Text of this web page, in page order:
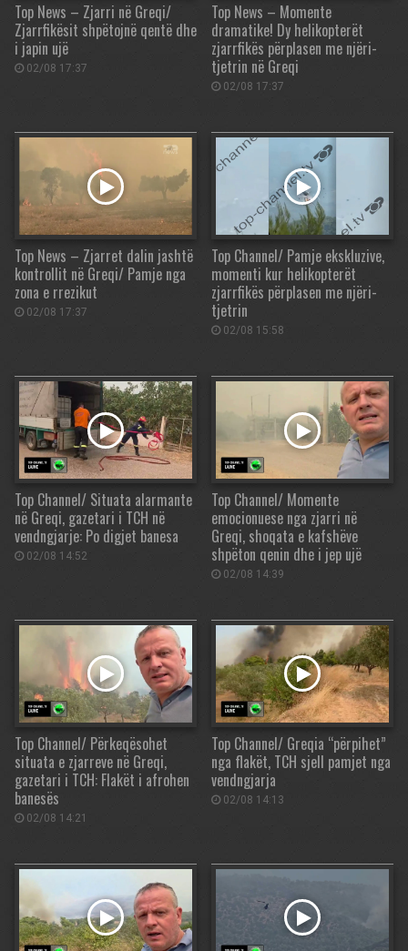
Top News – Zjarri në Greqi/
Zjarrfikësit shpëtojnë qentë dhe
i japin ujë
02/08 17:37
Top News – Momente
dramatike! Dy helikopterët
zjarrfikës përplasen me njëri-
tjetrin në Greqi
02/08 17:37
Top News – Zjarret dalin jashtë
kontrollit në Greqi/ Pamje nga
zona e rrezikut
02/08 17:37
Top Channel/ Pamje ekskluzive,
momenti kur helikopterët
zjarrfikës përplasen me njëri-
tjetrin
02/08 15:58
Top Channel/ Situata alarmante
në Greqi, gazetari i TCH në
vendngjarje: Po digjet banesa
02/08 14:52
Top Channel/ Momente
emocionuese nga zjarri në
Greqi, shoqata e kafshëve
shpëton qenin dhe i jep ujë
02/08 14:39
Top Channel/ Përkeqësohet
situata e zjarreve në Greqi,
gazetari i TCH: Flakët i afrohen
banesës
02/08 14:21
Top Channel/ Greqia “përpihet”
nga flakët, TCH sjell pamjet nga
vendngjarja
02/08 14:13